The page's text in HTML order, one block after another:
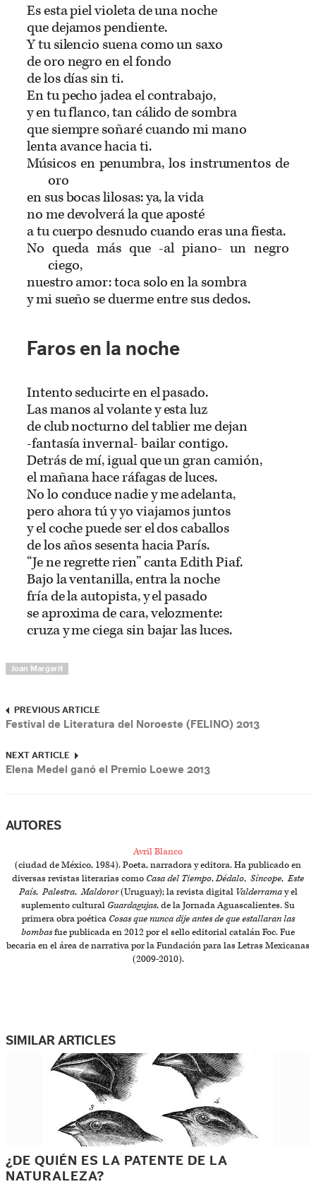
Es esta piel violeta de una noche
que dejamos pendiente.
Y tu silencio suena como un saxo
de oro negro en el fondo
de los días sin ti.
En tu pecho jadea el contrabajo,
y en tu flanco, tan cálido de sombra
que siempre soñaré cuando mi mano
lenta avance hacia ti.
Músicos en penumbra, los instrumentos de
oro
en sus bocas lilosas: ya, la vida
no me devolverá la que aposté
a tu cuerpo desnudo cuando eras una fiesta.
No queda más que -al piano- un negro
ciego,
nuestro amor: toca solo en la sombra
y mi sueño se duerme entre sus dedos.
Faros en la noche
Intento seducirte en el pasado.
Las manos al volante y esta luz
de club nocturno del tablier me dejan
-fantasía invernal- bailar contigo.
Detrás de mí, igual que un gran camión,
el mañana hace ráfagas de luces.
No lo conduce nadie y me adelanta,
pero ahora tú y yo viajamos juntos
y el coche puede ser el dos caballos
de los años sesenta hacia París.
“Je ne regrette rien” canta Edith Piaf.
Bajo la ventanilla, entra la noche
fría de la autopista, y el pasado
se aproxima de cara, velozmente:
cruza y me ciega sin bajar las luces.
Joan Margarit
PREVIOUS ARTICLE
Festival de Literatura del Noroeste (FELINO) 2013
NEXT ARTICLE
Elena Medel ganó el Premio Loewe 2013
AUTORES
Avril Blanco
(ciudad de México, 1984). Poeta, narradora y editora. Ha publicado en
diversas revistas literarias como Casa del Tiempo,Dédalo, Síncope,Este
País,Palestra,Maldoror(Uruguay); la revista digital Valderramay el
suplemento cultural Guardagujas, de la Jornada Aguascalientes. Su
primera obra poética Cosas que nunca dije antes de que estallaran las
bombasfue publicada en 2012 por el sello editorial catalán Foc. Fue
becaria en el área de narrativa por la Fundación para las Letras Mexicanas
(2009-2010).
SIMILAR ARTICLES
¿DE QUIÉN ES LA PATENTE DE LA
NATURALEZA?